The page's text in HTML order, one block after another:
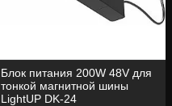
Блок питания 200W 48V для
тонкой магнитной шины
LightUP DK-24